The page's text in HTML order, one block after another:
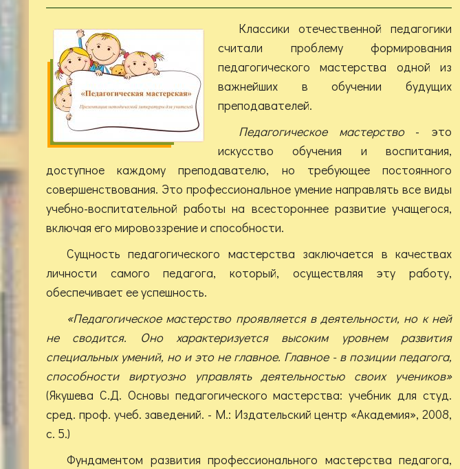
Классики отечественной педагогики
считали проблему формирования
педагогического мастерства одной из
важнейших в обучении будущих
преподавателей.
Педагогическое мастерство - это
искусство обучения и воспитания,
доступное каждому преподавателю, но требующее постоянного
совершенствования. Это профессиональное умение направлять все виды
учебно-воспитательной работы на всестороннее развитие учащегося,
включая его мировоззрение и способности.
Сущность педагогического мастерства заключается в качествах
личности самого педагога, который, осуществляя эту работу,
обеспечивает ее успешность.
«Педагогическое мастерство проявляется в деятельности, но к ней
не сводится. Оно характеризуется высоким уровнем развития
специальных умений, но и это не главное. Главное - в позиции педагога,
способности виртуозно управлять деятельностью своих учеников»
(Якушева С.Д. Основы педагогического мастерства: учебник для студ.
сред. проф. учеб. заведений. - М.: Издательский центр «Академия», 2008,
с. 5.)
Фундаментом развития профессионального мастерства педагога,